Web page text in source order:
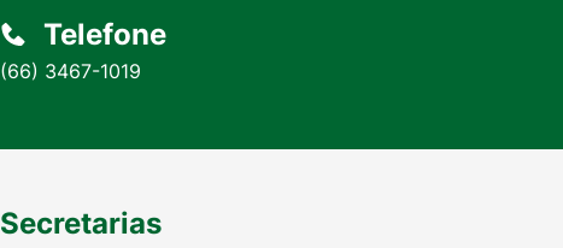
Telefone
(66) 3467-1019
Secretarias